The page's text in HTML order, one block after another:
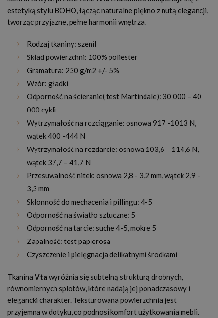
estetyką stylu BOHO, łącząc naturalne piękno z nutą elegancji,
tworząc przyjazne, pełne harmonii wnętrza.
Rodzaj tkaniny: szenil
Skład powierzchni: 100% poliester
Gramatura: 230 g/m2 +/- 5%
Wzór: gładki
Odporność na ścieranie( test Martindale): 30 000 – 40
000 cykli
Wytrzymałość na rozciąganie: osnowa 917 -1013 N,
wątek 400 -444 N
Wytrzymałość na rozdarcie: osnowa 103,6 – 114,6 N,
wątek 37,7 – 41,7 N
Przesuwalność nitek: osnowa 2,8 - 3,2 mm, wątek 2,9 -
3,3 mm
Skłonność do mechacenia i pillingu: 4-5
Odporność na światło sztuczne: 5
Odporność na tarcie: suche 4-5, mokre 5
Zapalność: test papierosa
Czyszczenie i pielęgnacja delikatnymi środkami
Tkanina Vta wyróżnia się subtelną strukturą drobnych,
równomiernych splotów, które nadają jej ponadczasowy i
elegancki charakter. Teksturowana powierzchnia jest
przyjemna w dotyku, co podnosi komfort użytkowania mebli.